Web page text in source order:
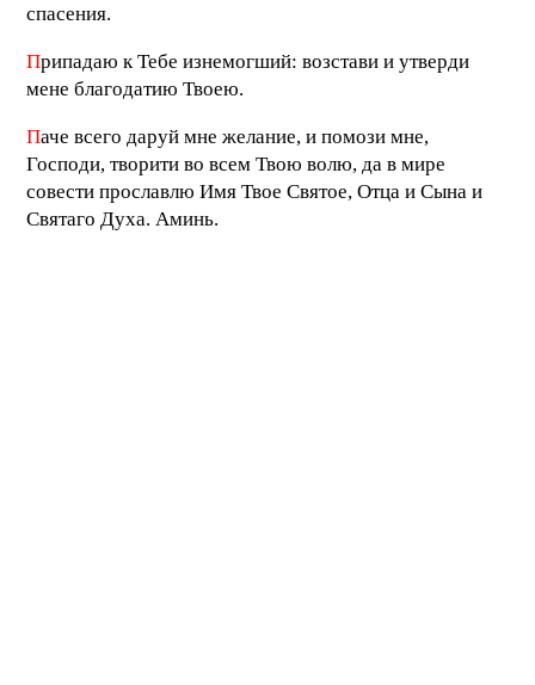
спасения.
Припадаю к Тебе изнемогший: возстави и утверди
мене благодатию Твоею.
Паче всего даруй мне желание, и помози мне,
Господи, творити во всем Твою волю, да в мире
совести прославлю Имя Твое Святое, Отца и Сына и
Святаго Духа. Аминь.